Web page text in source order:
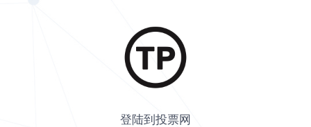
登陆到投票网